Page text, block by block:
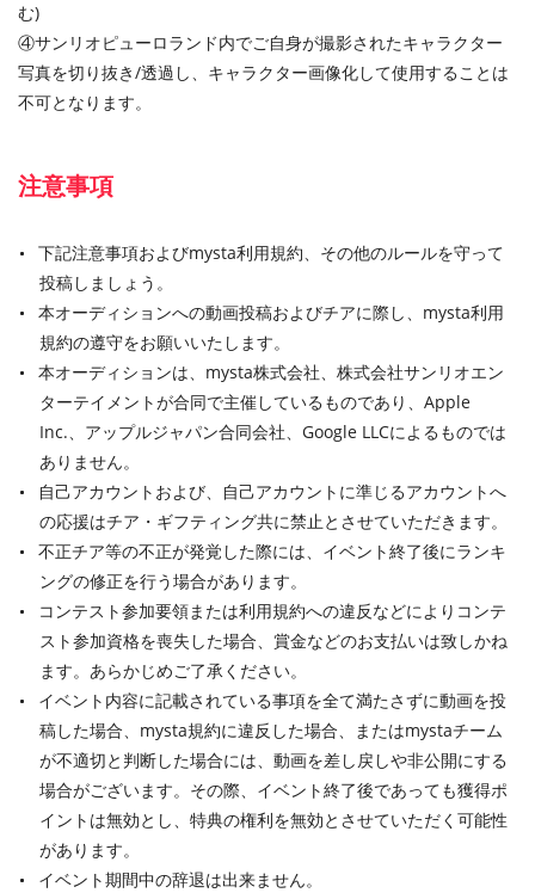
む)
④サンリオピューロランド内でご自身が撮影されたキャラクター
写真を切り抜き/透過し、キャラクター画像化して使用することは
不可となります。
注意事項
下記注意事項およびmysta利用規約、その他のルールを守って
投稿しましょう。
本オーディションへの動画投稿およびチアに際し、mysta利用
規約の遵守をお願いいたします。
本オーディションは、mysta株式会社、株式会社サンリオエン
ターテイメントが合同で主催しているものであり、Apple
Inc.、アップルジャパン合同会社、Google LLCによるものでは
ありません。
自己アカウントおよび、自己アカウントに準じるアカウントへ
の応援はチア・ギフティング共に禁止とさせていただきます。
不正チア等の不正が発覚した際には、イベント終了後にランキ
ングの修正を行う場合があります。
コンテスト参加要領または利用規約への違反などによりコンテ
スト参加資格を喪失した場合、賞金などのお支払いは致しかね
ます。あらかじめご了承ください。
イベント内容に記載されている事項を全て満たさずに動画を投
稿した場合、mysta規約に違反した場合、またはmystaチーム
が不適切と判断した場合には、動画を差し戻しや非公開にする
場合がございます。その際、イベント終了後であっても獲得ポ
イントは無効とし、特典の権利を無効とさせていただく可能性
があります。
イベント期間中の辞退は出来ません。